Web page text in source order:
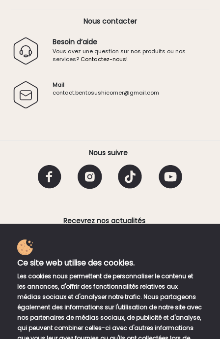
Nous contacter
Besoin d’aide
Vous avez une question sur nos produits ou nos
services? Contactez-nous!
Mail
contact.bentosushicorner@gmail.com
Recevrez nos actualités
Email
acceptez de recevoir une lettre d'information
hebdomadaire de Bento Sushi Corner. Vous pouvez vous
désinscrire à tout moment en utilisant les liens de
désinscription dans la newsletter.
Nous suivre
Ce site web utilise des cookies.
Les cookies nous permettent de personnaliser le contenu et
les annonces, d'offrir des fonctionnalités relatives aux
médias sociaux et d'analyser notre trafic. Nous partageons
également des informations sur l'utilisation de notre site avec
nos partenaires de médias sociaux, de publicité et d'analyse,
qui peuvent combiner celles-ci avec d'autres informations